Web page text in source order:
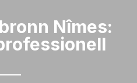
Nîmes: